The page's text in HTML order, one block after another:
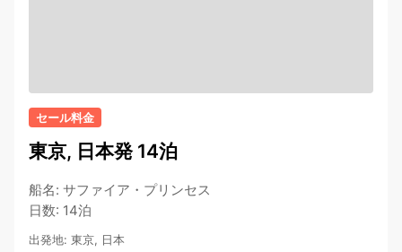
セール料金
東京, 日本発 14泊
船名: サファイア・プリンセス
日数: 14泊
出発地: 東京, 日本